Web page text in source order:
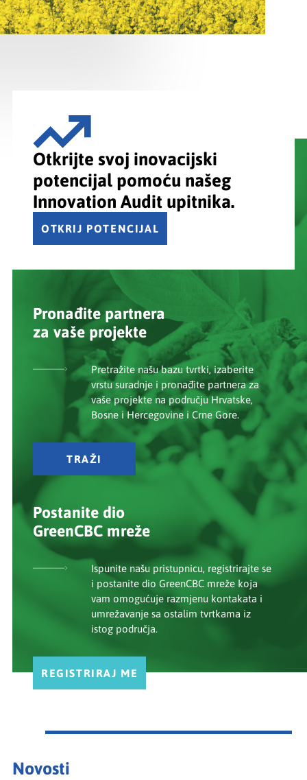
Otkrijte svoj inovacijski
potencijal pomoću našeg
Innovation Audit upitnika.
OTKRIJ POTENCIJAL
Pronađite partnera
za vaše projekte
Pretražite našu bazu tvrtki, izaberite
vrstu suradnje i pronađite partnera za
vaše projekte na području Hrvatske,
Bosne i Hercegovine i Crne Gore.
TRAŽI
Postanite dio
GreenCBC mreže
Ispunite našu pristupnicu, registrirajte se
i postanite dio GreenCBC mreže koja
vam omogućuje razmjenu kontakata i
umrežavanje sa ostalim tvrtkama iz
istog područja.
REGISTRIRAJ ME
Novosti